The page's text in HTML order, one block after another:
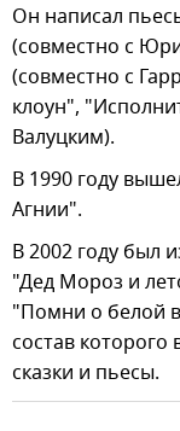
Он написал
(совместно с
(совместно с
клоун",
Валуцким).
В 1990 году
Агнии".
В 2002 году был
"Дед Мороз и
"Помни о белой
состав
сказки и пьесы.